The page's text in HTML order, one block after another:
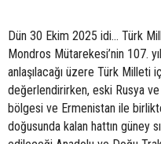
Dün 30 Ekim 2025 idi... Türk
Mondros Mütarekesi’nin 107.
anlaşılacağı üzere Türk Milleti
değerlendirirken, eski Rusya ve
bölgesi ve Ermenistan ile
doğusunda kalan hattın güney